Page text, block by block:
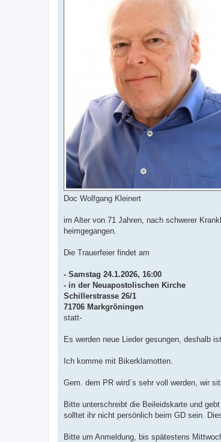
Doc Wolfgang Kleinert
im Alter von 71 Jahren, nach schwerer
heimgegangen.
Die Trauerfeier findet am
- Samstag 24.1.2026, 16:00
- in der Neuapostolischen Kirche
Schillerstrasse 26/1
71706 Markgröningen
statt-
Es werden neue Lieder gesungen, deshalb
Ich komme mit Bikerklamotten.
Gem. dem PR wird´s sehr voll werden, wir
Bitte unterschreibt die Beileidskarte und
solltet ihr nicht persönlich beim GD sein.
Bitte um Anmeldung, bis spätestens